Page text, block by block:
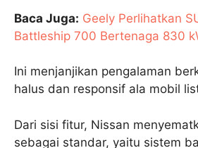
Baca Juga: Geely Perlihatkan
Battleship 700 Bertenaga 830
Ini menjanjikan pengalaman
halus dan responsif ala mobil
Dari sisi fitur, Nissan
sebagai standar, yaitu sistem